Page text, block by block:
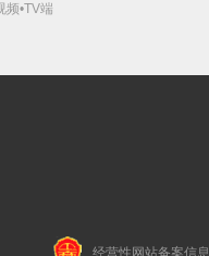
频•TV端
经营性网站备案信息